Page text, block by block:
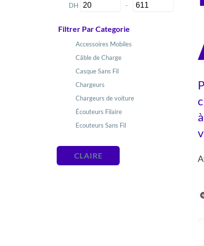
DH
Minimum Price
-
Maximum Price
Filtrer Par Categorie
Accessoires Mobiles
Câble de Charge
Casque Sans Fil
Chargeurs
Chargeurs de voiture
Écouteurs Filaire
Ecouteurs Sans Fil
Power bank
smart watch
CLAIRE